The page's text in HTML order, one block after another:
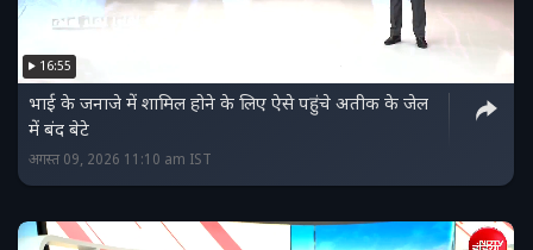
16:55
भाई के जनाजे में शामिल होने के लिए ऐसे पहुंचे अतीक के जेल
में बंद बेटे
अगस्त 09, 2026 11:10 am IST